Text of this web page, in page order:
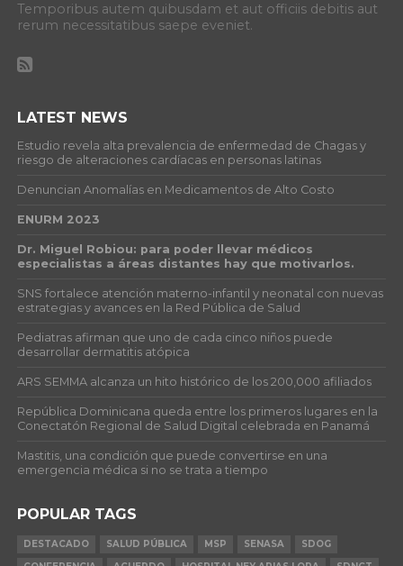
Temporibus autem quibusdam et aut officiis debitis aut
rerum necessitatibus saepe eveniet.
LATEST NEWS
Estudio revela alta prevalencia de enfermedad de Chagas y
riesgo de alteraciones cardíacas en personas latinas
Denuncian Anomalías en Medicamentos de Alto Costo
ENURM 2023
Dr. Miguel Robiou: para poder llevar médicos
especialistas a áreas distantes hay que motivarlos.
SNS fortalece atención materno-infantil y neonatal con nuevas
estrategias y avances en la Red Pública de Salud
Pediatras afirman que uno de cada cinco niños puede
desarrollar dermatitis atópica
ARS SEMMA alcanza un hito histórico de los 200,000 afiliados
República Dominicana queda entre los primeros lugares en la
Conectatón Regional de Salud Digital celebrada en Panamá
Mastitis, una condición que puede convertirse en una
emergencia médica si no se trata a tiempo
POPULAR TAGS
DESTACADO SALUD PÚBLICA MSP SENASA
SDOG